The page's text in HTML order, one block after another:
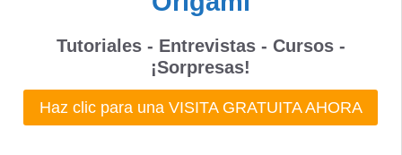
Tutoriales - Entrevistas - Cursos -
¡Sorpresas!
Haz clic para una VISITA GRATUITA AHORA